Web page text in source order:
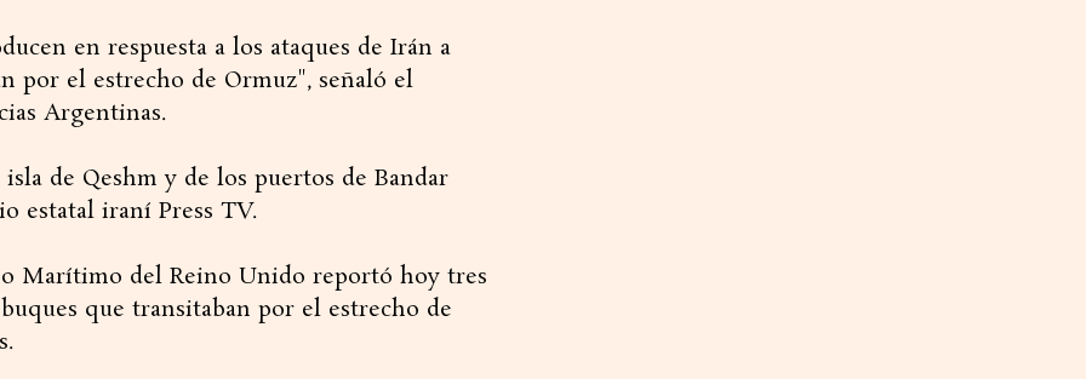
en respuesta a los ataques de Irán a
por el estrecho de Ormuz", señaló el
Argentinas.
de Qeshm y de los puertos de Bandar
estatal iraní Press TV.
Marítimo del Reino Unido reportó hoy tres
que transitaban por el estrecho de